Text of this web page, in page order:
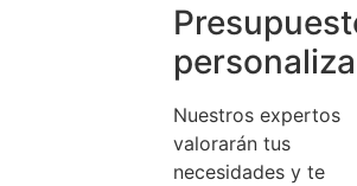
Nuestros expertos
valorarán tus
necesidades y te